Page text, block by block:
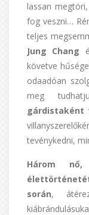
lassan
fog veszni…
teljes
Jung Chang
követve
odaadóan
meg
gárdistaként
tevénykedni,
Három nő,
során,